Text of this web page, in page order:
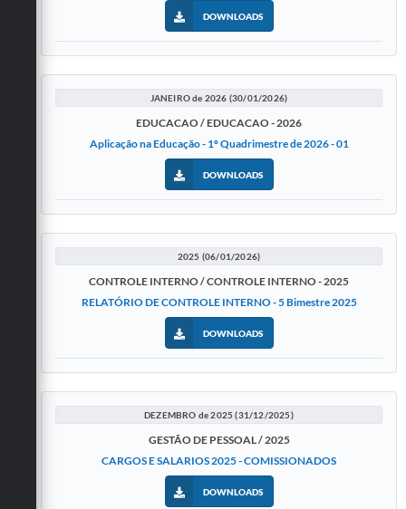
DOWNLOADS
JANEIRO de 2026 (30/01/2026)
EDUCACAO / EDUCACAO - 2026
Aplicação na Educação - 1º Quadrimestre de 2026 - 01
DOWNLOADS
2025 (06/01/2026)
CONTROLE INTERNO / CONTROLE INTERNO - 2025
RELATÓRIO DE CONTROLE INTERNO - 5 Bimestre 2025
DOWNLOADS
DEZEMBRO de 2025 (31/12/2025)
GESTÃO DE PESSOAL / 2025
CARGOS E SALARIOS 2025 - COMISSIONADOS
DOWNLOADS